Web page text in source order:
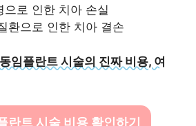
으로 인한 치아 손실
환으로 인한 치아 결손
임플란트 시술의 진짜 비용, 여
란트 시술 비용 확인하기